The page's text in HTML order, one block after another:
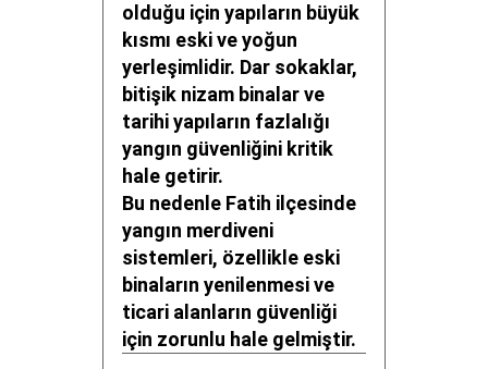
olduğu için yapıların büyük
kısmı eski ve yoğun
yerleşimlidir. Dar sokaklar,
bitişik nizam binalar ve
tarihi yapıların fazlalığı
yangın güvenliğini kritik
hale getirir.
Bu nedenle Fatih ilçesinde
yangın merdiveni
sistemleri, özellikle eski
binaların yenilenmesi ve
ticari alanların güvenliği
için zorunlu hale gelmiştir.